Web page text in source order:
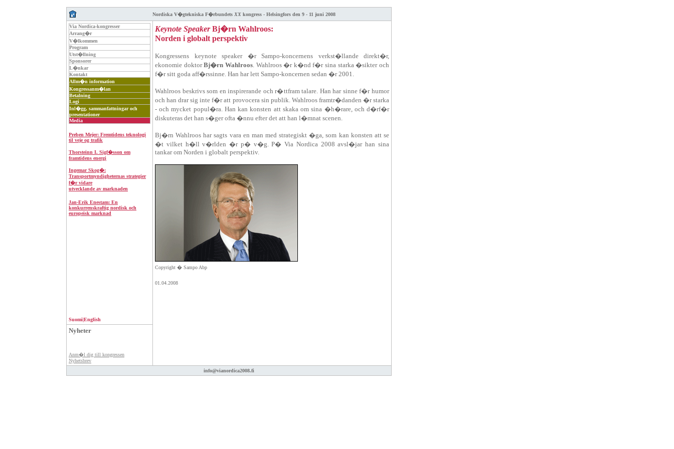
Nordiska V�gtekniska F�rbundets XX kongress - Helsingfors den 9 - 11 juni 2008
Via Nordica-kongresser
Arrang�r
V�lkommen
Program
Utst�llning
Sponsorer
L�nkar
Kontakt
Allm�n information
Kongressanm�lan
Betalning
Logi
Inl�gg, sammanfattningar och
presentationer
Media
Preben Mejer: Fremtidens teknologi
til veje og trafik
Thorsteinn I. Sigf�sson om
framtidens energi
Ingemar Skog�:
Transportmyndigheternas strategier
f�r vidare
utvecklande av marknaden
Jan-Erik Enestam: En
konkurrenskraftig nordisk och
europeisk marknad
Suomi|English
Keynote SpeakerBj�rn Wahlroos:
Norden i globalt perspektiv
Kongressens keynote speaker �r Sampo-koncernens verkst�llande direkt�r,
ekonomie doktorBj�rn Wahlroos. Wahlroos �r k�nd f�r sina starka �sikter och
f�r sitt goda aff�rssinne. Han har lett Sampo-koncernen sedan �r 2001.
Wahlroos beskrivs som en inspirerande och r�ttfram talare. Han har sinne f�r humor
och han drar sig inte f�r att provocera sin publik. Wahlroos framtr�danden �r starka
- och mycket popul�ra. Han kan konsten att skaka om sina �h�rare, och d�rf�r
diskuteras det han s�ger ofta �nnu efter det att han l�mnat scenen.
Bj�rn Wahlroos har sagts vara en man med strategiskt �ga, som kan konsten att se
�t vilket h�ll v�rlden �r p� v�g. P� Via Nordica 2008 avsl�jar han sina
tankar om Norden i globalt perspektiv.
Copyright � Sampo Abp
01.04.2008
Nyheter
Anm�l dig till kongressen
Nyhetsbrev
info@vianordica2008.fi